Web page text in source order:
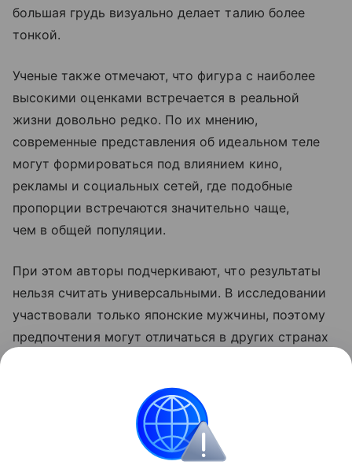
большая грудь визуально делает талию более
тонкой.
Ученые также отмечают, что фигура с наиболее
высокими оценками встречается в реальной
жизни довольно редко. По их мнению,
современные представления об идеальном теле
могут формироваться под влиянием кино,
рекламы и социальных сетей, где подобные
пропорции встречаются значительно чаще,
чем в общей популяции.
При этом авторы подчеркивают, что результаты
нельзя считать универсальными. В исследовании
участвовали только японские мужчины, поэтому
предпочтения могут отличаться в других странах
быть иными для более худых или полных женщин.